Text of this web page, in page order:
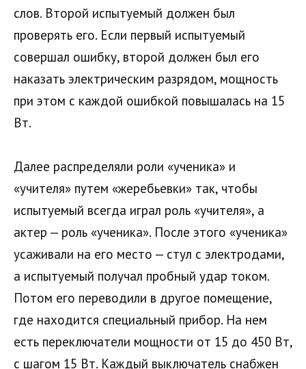
слов. Второй испытуемый должен был
проверять его. Если первый испытуемый
совершал ошибку, второй должен был его
наказать электрическим разрядом, мощность
при этом с каждой ошибкой повышалась на 15
Вт.
Далее распределяли роли «ученика» и
«учителя» путем «жеребьевки» так, чтобы
испытуемый всегда играл роль «учителя», а
актер — роль «ученика». После этого «ученика»
усаживали на его место — стул с электродами,
а испытуемый получал пробный удар током.
Потом его переводили в другое помещение,
где находится специальный прибор. На нем
есть переключатели мощности от 15 до 450 Вт,
с шагом 15 Вт. Каждый выключатель снабжен